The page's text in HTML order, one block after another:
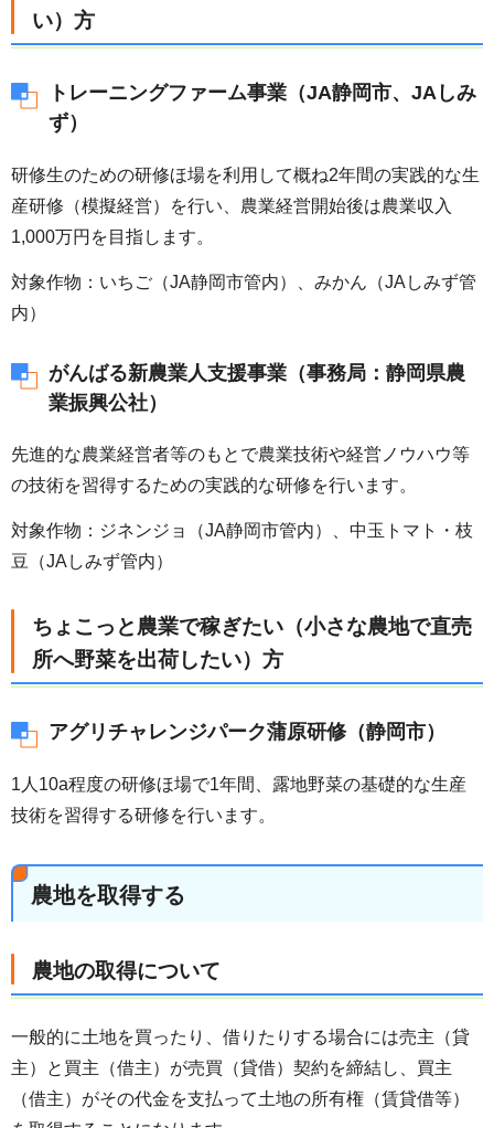
い）方
トレーニングファーム事業（JA静岡市、JAしみ
ず）
研修生のための研修ほ場を利用して概ね2年間の実践的な生
産研修（模擬経営）を行い、農業経営開始後は農業収入
1,000万円を目指します。
対象作物：いちご（JA静岡市管内）、みかん（JAしみず管
内）
がんばる新農業人支援事業（事務局：静岡県農
業振興公社）
先進的な農業経営者等のもとで農業技術や経営ノウハウ等
の技術を習得するための実践的な研修を行います。
対象作物：ジネンジョ（JA静岡市管内）、中玉トマト・枝
豆（JAしみず管内）
ちょこっと農業で稼ぎたい（小さな農地で直売
所へ野菜を出荷したい）方
アグリチャレンジパーク蒲原研修（静岡市）
1人10a程度の研修ほ場で1年間、露地野菜の基礎的な生産
技術を習得する研修を行います。
農地を取得する
農地の取得について
一般的に土地を買ったり、借りたりする場合には売主（貸
主）と買主（借主）が売買（貸借）契約を締結し、買主
（借主）がその代金を支払って土地の所有権（賃貸借等）